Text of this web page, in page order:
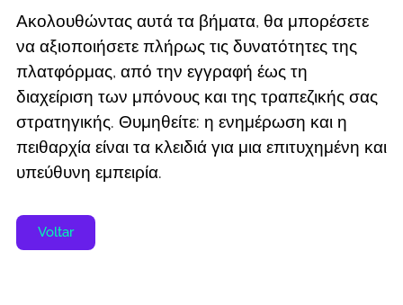
Ακολουθώντας αυτά τα βήματα, θα μπορέσετε
να αξιοποιήσετε πλήρως τις δυνατότητες της
πλατφόρμας, από την εγγραφή έως τη
διαχείριση των μπόνους και της τραπεζικής σας
στρατηγικής. Θυμηθείτε: η ενημέρωση και η
πειθαρχία είναι τα κλειδιά για μια επιτυχημένη και
υπεύθυνη εμπειρία.
Voltar